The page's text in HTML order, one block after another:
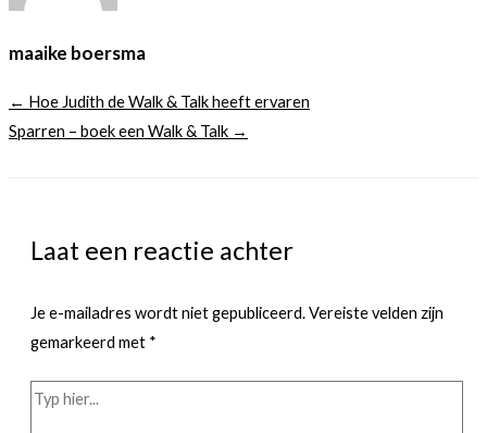
maaike boersma
← Hoe Judith de Walk & Talk heeft ervaren
Sparren – boek een Walk & Talk →
Laat een reactie achter
Je e-mailadres wordt niet gepubliceerd.Vereiste velden zijn
gemarkeerd met *
Typ